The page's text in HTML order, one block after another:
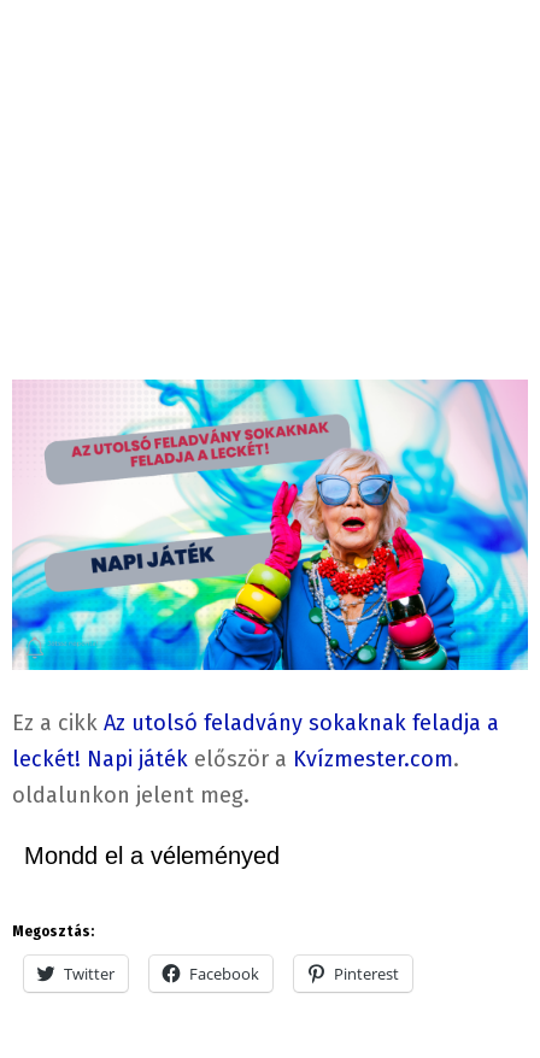
Ez a cikk Az utolsó feladvány sokaknak feladja a
leckét! Napi játék először a Kvízmester.com.
oldalunkon jelent meg.
Mondd el a véleményed
Megosztás:
Twitter Facebook Pinterest